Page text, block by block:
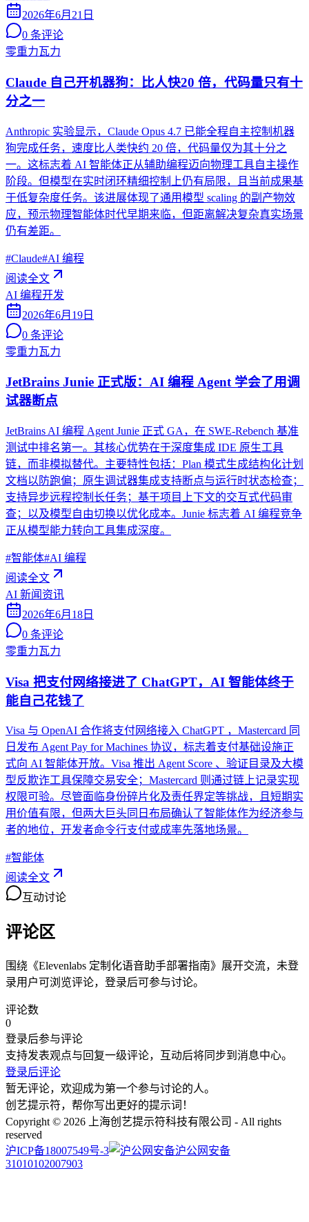
2026年6月21日
0 条评论
零重力瓦力
Claude 自己开机器狗：比人快20 倍，代码量只有十
分之一
Anthropic 实验显示，Claude Opus 4.7 已能全程自主控制机器
狗完成任务，速度比人类快约 20 倍，代码量仅为其十分之
一。这标志着 AI 智能体正从辅助编程迈向物理工具自主操作
阶段。但模型在实时闭环精细控制上仍有局限，且当前成果基
于低复杂度任务。该进展体现了通用模型 scaling 的副产物效
应，预示物理智能体时代早期来临，但距离解决复杂真实场景
仍有差距。
#Claude#AI 编程
阅读全文
AI 编程开发
2026年6月19日
0 条评论
零重力瓦力
JetBrains Junie 正式版：AI 编程 Agent 学会了用调
试器断点
JetBrains AI 编程 Agent Junie 正式 GA，在 SWE-Rebench 基准
测试中排名第一。其核心优势在于深度集成 IDE 原生工具
链，而非模拟替代。主要特性包括：Plan 模式生成结构化计划
文档以防跑偏；原生调试器集成支持断点与运行时状态检查；
支持异步远程控制长任务；基于项目上下文的交互式代码审
查；以及模型自由切换以优化成本。Junie 标志着 AI 编程竞争
正从模型能力转向工具集成深度。
#智能体#AI 编程
阅读全文
AI 新闻资讯
2026年6月18日
0 条评论
零重力瓦力
Visa 把支付网络接进了 ChatGPT，AI 智能体终于
能自己花钱了
Visa 与 OpenAI 合作将支付网络接入 ChatGPT ，Mastercard 同
日发布 Agent Pay for Machines 协议，标志着支付基础设施正
式向 AI 智能体开放。Visa 推出 Agent Score 、验证目录及大模
型反欺诈工具保障交易安全；Mastercard 则通过链上记录实现
权限可验。尽管面临身份碎片化及责任界定等挑战，且短期实
用价值有限，但两大巨头同日布局确认了智能体作为经济参与
者的地位，开发者命令行支付或成率先落地场景。
#智能体
阅读全文
互动讨论
评论区
围绕《Elevenlabs 定制化语音助手部署指南》展开交流，未登
录用户可浏览评论，登录后可参与讨论。
评论数
0
登录后参与评论
支持发表观点与回复一级评论，互动后将同步到消息中心。
登录后评论
暂无评论，欢迎成为第一个参与讨论的人。
创艺提示符，帮你写出更好的提示词！
Copyright © 2026 上海创艺提示符科技有限公司 - All rights
reserved
沪ICP备18007549号-3
沪公网安备
31010102007903